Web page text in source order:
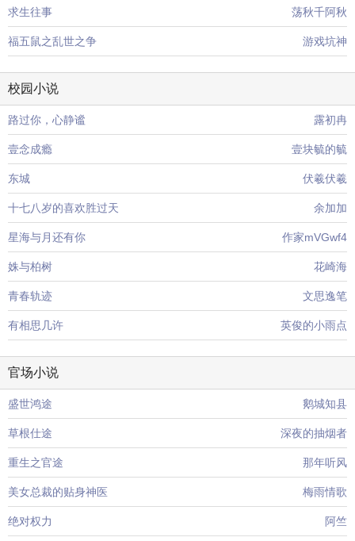
求生往事 荡秋千阿秋
福五鼠之乱世之争 游戏坑神
校园小说
路过你，心静谧 露初冉
壹念成瘾 壹块毓的毓
东城 伏羲伏羲
十七八岁的喜欢胜过天 余加加
星海与月还有你 作家mVGwf4
姝与柏树 花崎海
青春轨迹 文思逸笔
有相思几许 英俊的小雨点
官场小说
盛世鸿途 鹅城知县
草根仕途 深夜的抽烟者
重生之官途 那年听风
美女总裁的贴身神医 梅雨情歌
绝对权力 阿竺